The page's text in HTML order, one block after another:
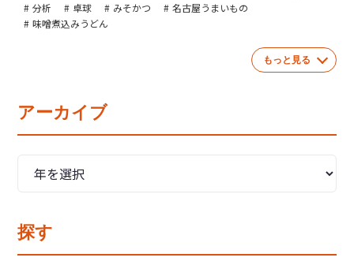
分析
卓球 みそかつ
名古屋うまいもの
味噌煮込みうどん
もっと見る
アーカイブ
探す